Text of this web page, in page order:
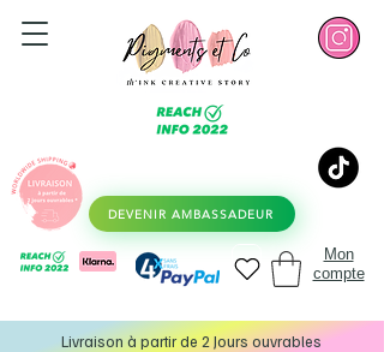
DEVENIR AMBASSADEUR
Mon
compte
Livraison à partir de 2 Jours ouvrables